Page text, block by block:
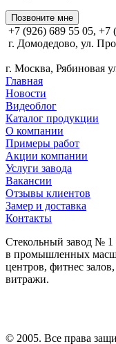
Позвоните мне
+7 (926) 689 55 05, +7
г. Домодедово, ул.
г. Москва, Рябиновая
Главная
Новости
Видеоблог
Каталог продукции
О компании
Примеры работ
Акции компании
Услуги завода
Вакансии
Отзывы клиентов
Замер и доставка
Контакты
Стекольный завод № 1
в промышленных
центров, фитнес
витражи.
© 2005. Все права